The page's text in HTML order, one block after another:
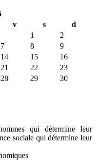
v s
d
1
2
7 8
9
14 15
16
21 22
23
28 29
30
qui détermine leur
sociale qui détermine leur